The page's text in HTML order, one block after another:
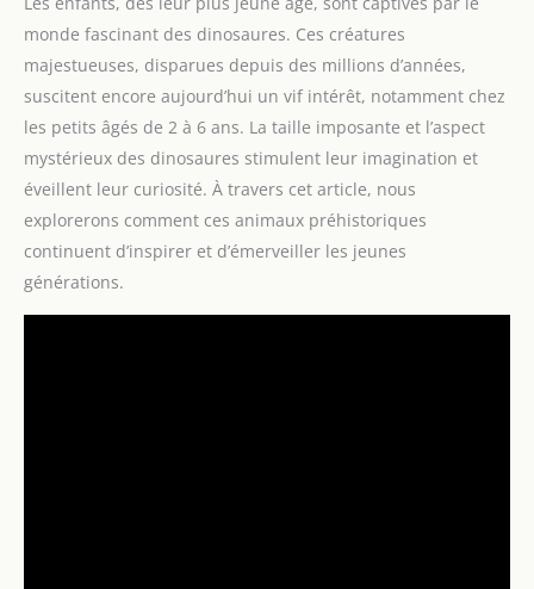
monde fascinant des dinosaures. Ces créatures
majestueuses, disparues depuis des millions d’années,
suscitent encore aujourd’hui un vif intérêt, notamment chez
les petits âgés de 2 à 6 ans. La taille imposante et l’aspect
mystérieux des dinosaures stimulent leur imagination et
éveillent leur curiosité. À travers cet article, nous
explorerons comment ces animaux préhistoriques
continuent d’inspirer et d’émerveiller les jeunes
générations.